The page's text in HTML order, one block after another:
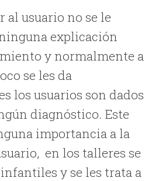
al usuario no se le
explicación
y normalmente a
se les da
los usuarios son dados
diagnóstico. Este
importancia a la
en los talleres se
y se les trata a